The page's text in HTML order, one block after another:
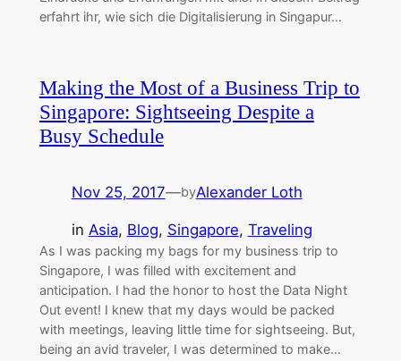
erfahrt ihr, wie sich die Digitalisierung in Singapur…
Making the Most of a Business Trip to
Singapore: Sightseeing Despite a
Busy Schedule
Nov 25, 2017—byAlexander Loth
in Asia, Blog, Singapore, Traveling
As I was packing my bags for my business trip to
Singapore, I was filled with excitement and
anticipation. I had the honor to host the Data Night
Out event! I knew that my days would be packed
with meetings, leaving little time for sightseeing. But,
being an avid traveler, I was determined to make…